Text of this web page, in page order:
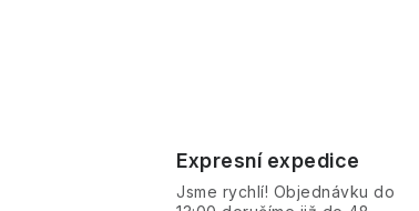
Expresní expedice
Jsme rychlí! Objednávku do